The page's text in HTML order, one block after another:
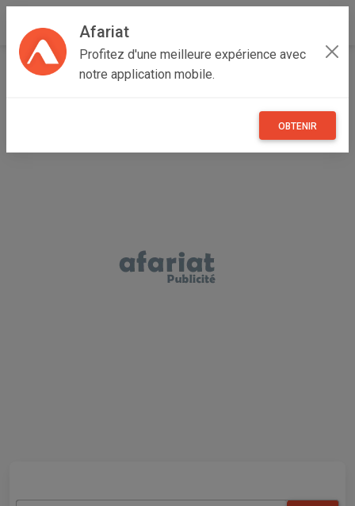
Afariat
Profitez d'une meilleure expérience avec
notre application mobile.
OBTENIR
Accueil Recherche Véhicules